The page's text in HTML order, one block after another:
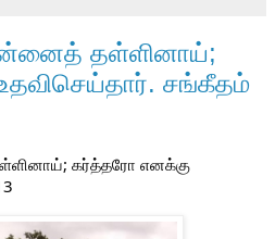
என்னைத் தள்ளினாய்;
சங்கீதம்
கர்த்தரோ எனக்கு